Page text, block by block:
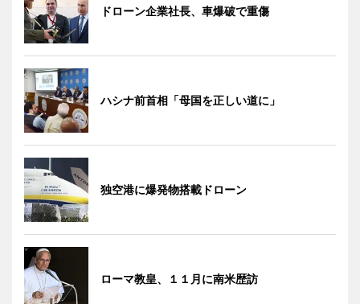
ドローン企業社長、車爆破で重傷
ハシナ前首相「母国を正しい道に」
独空港に爆発物搭載ドローン
ローマ教皇、１１月に南米歴訪